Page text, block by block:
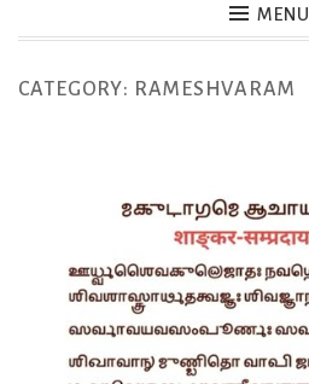
MENU
CATEGORY: RAMESHVARAM